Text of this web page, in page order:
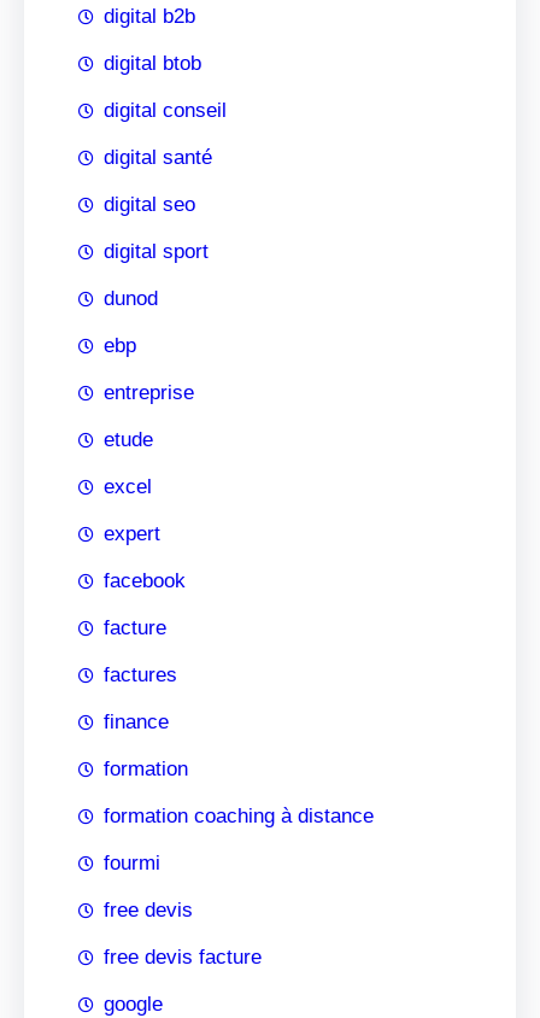
digital b2b
digital btob
digital conseil
digital santé
digital seo
digital sport
dunod
ebp
entreprise
etude
excel
expert
facebook
facture
factures
finance
formation
formation coaching à distance
fourmi
free devis
free devis facture
google